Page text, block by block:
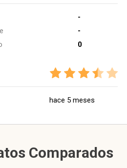
-
-
0
hace 5 meses
Comparados